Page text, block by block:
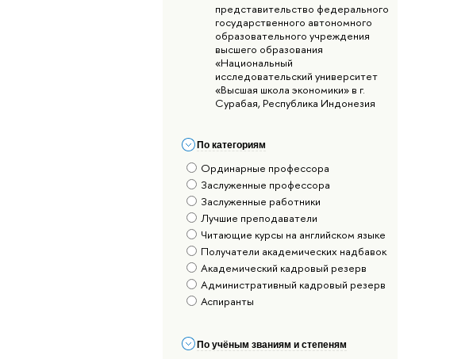
представительство федерального
государственного автономного
образовательного учреждения
высшего образования
«Национальный
исследовательский университет
«Высшая школа экономики» в г.
Сурабая, Республика Индонезия
По категориям
Ординарные профессора
Заслуженные профессора
Заслуженные работники
Лучшие преподаватели
Читающие курсы на английском языке
Получатели академических надбавок
Академический кадровый резерв
Административный кадровый резерв
Аспиранты
По учёным званиям и степеням